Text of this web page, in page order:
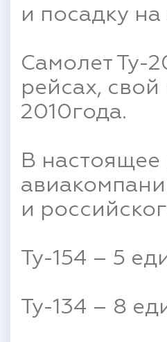
и посадку
Самолет Ту-
рейсах,
2010года.
В
и
Ту-154 – 5
Ту-134 – 8